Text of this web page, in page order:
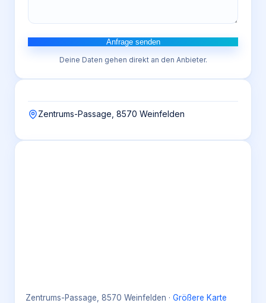
Anfrage senden
Deine Daten gehen direkt an den Anbieter.
Zentrums-Passage, 8570 Weinfelden
Zentrums-Passage, 8570 Weinfelden · Größere Karte